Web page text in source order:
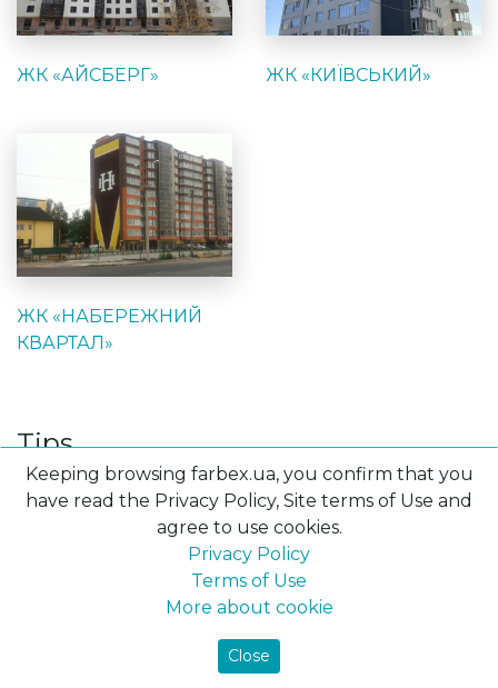
ЖК «АЙСБЕРГ» ЖК «КИЇВСЬКИЙ»
ЖК «НАБЕРЕЖНИЙ
КВАРТАЛ»
Tips
Keeping browsing farbex.ua, you confirm that you
have read the Privacy Policy, Site terms of Use and
agree to use cookies.
Privacy Policy
Terms of Use
More about cookie
Close